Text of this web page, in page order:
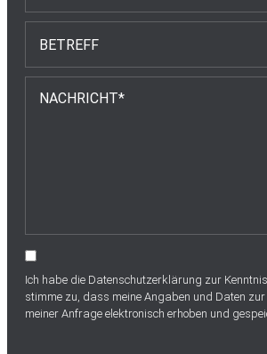
Ich habe die Datenschutzerklärung zur
stimme zu, dass meine Angaben und Daten
meiner Anfrage elektronisch erhoben und